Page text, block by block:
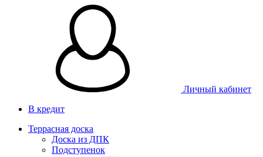
Личный кабинет
В кредит
Террасная доска
Доска из ДПК
Подступенок